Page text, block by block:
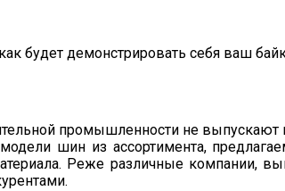
будет демонстрировать себя ваш
промышленности не
шин из ассортимента,
Реже различные компании,